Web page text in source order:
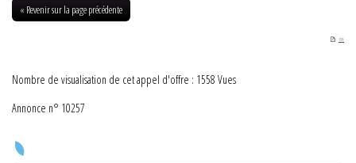
« Revenir sur la page précédente
PDF
Nombre de visualisation de cet appel d'offre : 1558 Vues
Annonce n° 10257